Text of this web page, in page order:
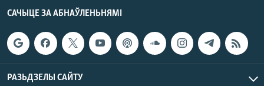
САЧЫЦЕ ЗА АБНАЎЛЕНЬНЯМІ
РАЗЬДЗЕЛЫ САЙТУ